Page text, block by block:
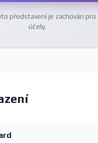
představení je zachován pro
účely.